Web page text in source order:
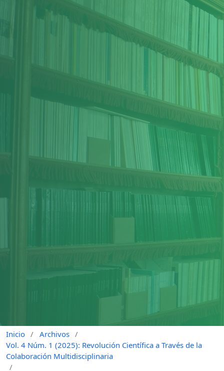
Inicio / Archivos /
Vol. 4 Núm. 1 (2025): Revolución Científica a Través de la
Colaboración Multidisciplinaria
/